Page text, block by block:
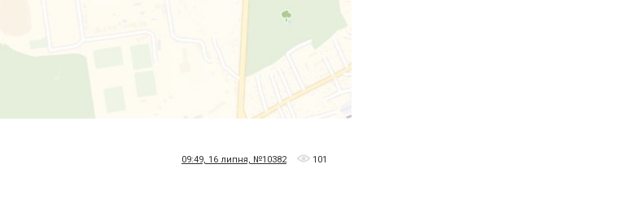
09:49, 16 липня, №10382 101